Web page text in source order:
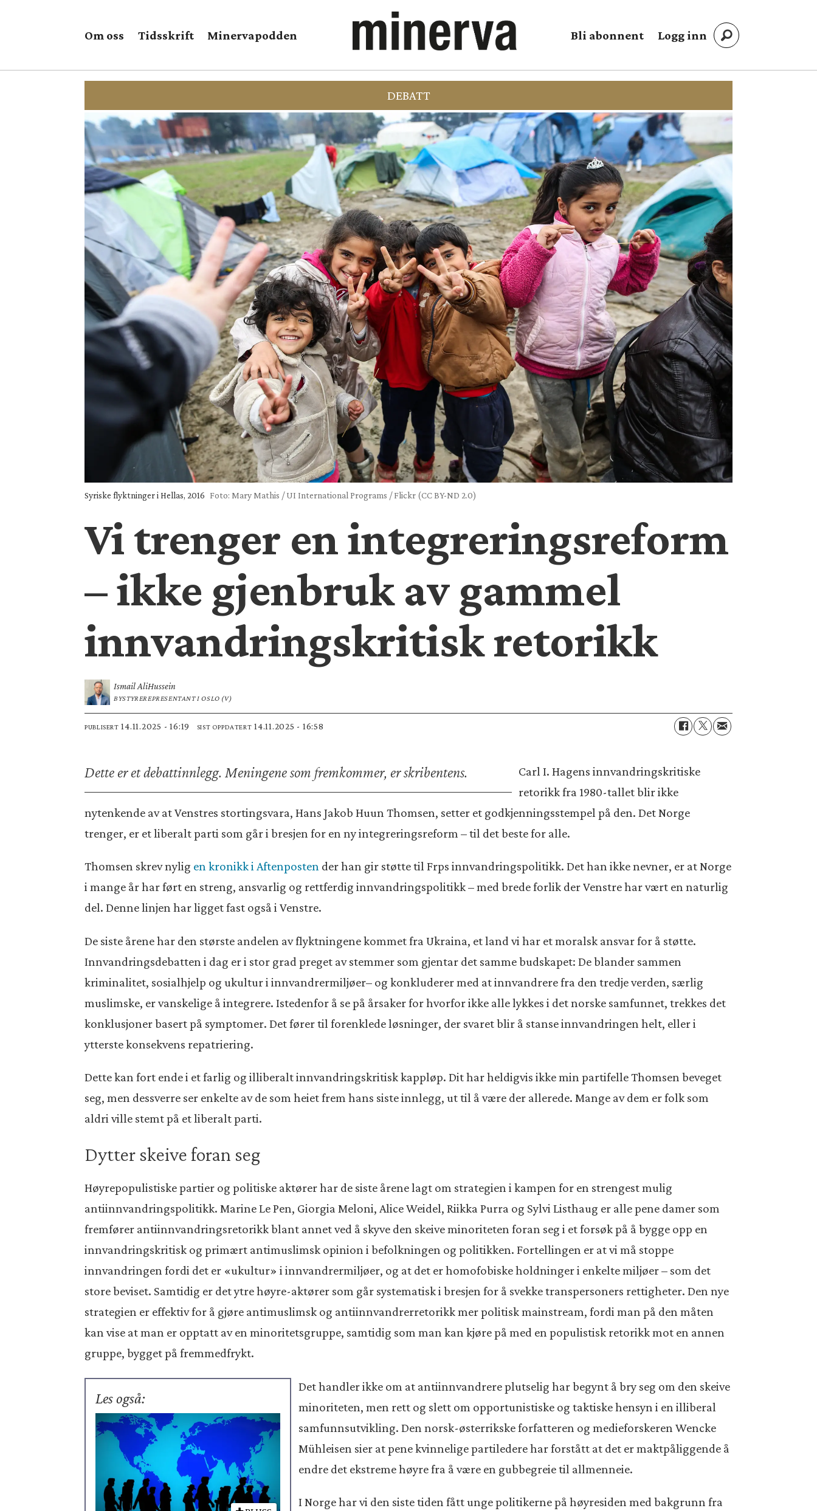
Om oss Tidsskrift Minervapodden Bli abonnent Logg inn
DEBATT
Syriske flyktninger i Hellas, 2016 Foto: Mary Mathis / UI International Programs / Flickr (CC BY-ND 2.0)
Vi trenger en integreringsreform
– ikke gjenbruk av gammel
innvandringskritisk retorikk
Ismail AliHussein
BYSTYREREPRESENTANT I OSLO (V)
PUBLISERT 14.11.2025 - 16:19 SIST OPPDATERT 14.11.2025 - 16:58
Dette er et debattinnlegg. Meningene som fremkommer, er skribentens.
Carl I. Hagens innvandringskritiske
retorikk fra 1980-tallet blir ikke
nytenkende av at Venstres stortingsvara, Hans Jakob Huun Thomsen, setter et godkjenningsstempel på den. Det Norge
trenger, er et liberalt parti som går i bresjen for en ny integreringsreform – til det beste for alle.
Thomsen skrev nylig en kronikk i Aftenposten der han gir støtte til Frps innvandringspolitikk. Det han ikke nevner, er at Norge
i mange år har ført en streng, ansvarlig og rettferdig innvandringspolitikk – med brede forlik der Venstre har vært en naturlig
del. Denne linjen har ligget fast også i Venstre.
De siste årene har den største andelen av flyktningene kommet fra Ukraina, et land vi har et moralsk ansvar for å støtte.
Innvandringsdebatten i dag er i stor grad preget av stemmer som gjentar det samme budskapet: De blander sammen
kriminalitet, sosialhjelp og ukultur i innvandrermiljøer– og konkluderer med at innvandrere fra den tredje verden, særlig
muslimske, er vanskelige å integrere. Istedenfor å se på årsaker for hvorfor ikke alle lykkes i det norske samfunnet, trekkes det
konklusjoner basert på symptomer. Det fører til forenklede løsninger, der svaret blir å stanse innvandringen helt, eller i
ytterste konsekvens repatriering.
Dette kan fort ende i et farlig og illiberalt innvandringskritisk kappløp. Dit har heldigvis ikke min partifelle Thomsen beveget
seg, men dessverre ser enkelte av de som heiet frem hans siste innlegg, ut til å være der allerede. Mange av dem er folk som
aldri ville stemt på et liberalt parti.
Dytter skeive foran seg
Høyrepopulistiske partier og politiske aktører har de siste årene lagt om strategien i kampen for en strengest mulig
antiinnvandringspolitikk. Marine Le Pen, Giorgia Meloni, Alice Weidel, Riikka Purra og Sylvi Listhaug er alle pene damer som
fremfører antiinnvandringsretorikk blant annet ved å skyve den skeive minoriteten foran seg i et forsøk på å bygge opp en
innvandringskritisk og primært antimuslimsk opinion i befolkningen og politikken. Fortellingen er at vi må stoppe
innvandringen fordi det er «ukultur» i innvandrermiljøer, og at det er homofobiske holdninger i enkelte miljøer – som det
store beviset. Samtidig er det ytre høyre-aktører som går systematisk i bresjen for å svekke transpersoners rettigheter. Den nye
strategien er effektiv for å gjøre antimuslimsk og antiinnvandrerretorikk mer politisk mainstream, fordi man på den måten
kan vise at man er opptatt av en minoritetsgruppe, samtidig som man kan kjøre på med en populistisk retorikk mot en annen
gruppe, bygget på fremmedfrykt.
Les også:
Det handler ikke om at antiinnvandrere plutselig har begynt å bry seg om den skeive
minoriteten, men rett og slett om opportunistiske og taktiske hensyn i en illiberal
samfunnsutvikling. Den norsk-østerrikske forfatteren og medieforskeren Wencke
Mühleisen sier at pene kvinnelige partiledere har forstått at det er maktpåliggende å
endre det ekstreme høyre fra å være en gubbegreie til allmenneie.
I Norge har vi den siste tiden fått unge politikerne på høyresiden med bakgrunn fra